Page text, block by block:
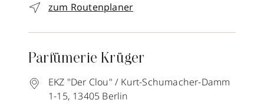
zum Routenplaner
Parfümerie Krüger
EKZ "Der Clou" / Kurt-Schumacher-Damm
1-15, 13405 Berlin